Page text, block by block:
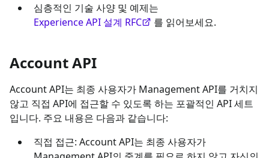
심층적인 기술 사양 및 예제는
Experience API 설계 RFC
를 읽어보세요.
Account API
Account API는 최종 사용자가 Management API를 거치지
않고 직접 API에 접근할 수 있도록 하는 포괄적인 API 세트
입니다. 주요 내용은 다음과 같습니다:
직접 접근: Account API는 최종 사용자가